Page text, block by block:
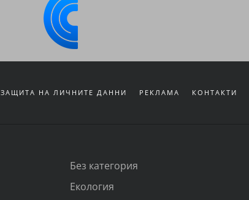
ЗАЩИТА НА ЛИЧНИТЕ ДАННИ РЕКЛАМА КОНТАКТИ
Без категория
Екология